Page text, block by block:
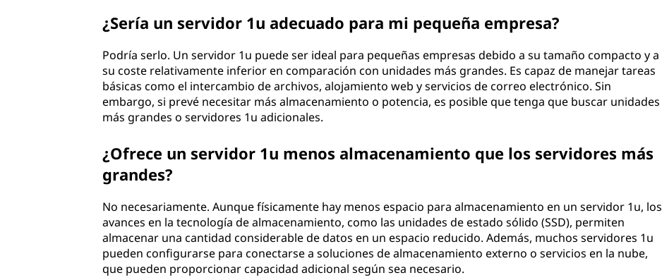
¿Sería un servidor 1u adecuado para mi pequeña empresa?
Podría serlo. Un servidor 1u puede ser ideal para pequeñas empresas debido a su tamaño compacto y a
su coste relativamente inferior en comparación con unidades más grandes. Es capaz de manejar tareas
básicas como el intercambio de archivos, alojamiento web y servicios de correo electrónico. Sin
embargo, si prevé necesitar más almacenamiento o potencia, es posible que tenga que buscar unidades
más grandes o servidores 1u adicionales.
¿Ofrece un servidor 1u menos almacenamiento que los servidores más
grandes?
No necesariamente. Aunque físicamente hay menos espacio para almacenamiento en un servidor 1u, los
avances en la tecnología de almacenamiento, como las unidades de estado sólido (SSD), permiten
almacenar una cantidad considerable de datos en un espacio reducido. Además, muchos servidores 1u
pueden configurarse para conectarse a soluciones de almacenamiento externo o servicios en la nube,
que pueden proporcionar capacidad adicional según sea necesario.